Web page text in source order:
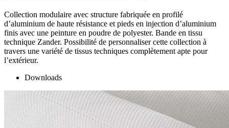
Collection modulaire avec structure fabriquée en profilé
d’aluminium de haute résistance et pieds en injection d’aluminium
finis avec une peinture en poudre de polyester. Bande en tissu
technique Zander. Possibilité de personnaliser cette collection à
travers une variété de tissus techniques complètement apte pour
l’extérieur.
Downloads